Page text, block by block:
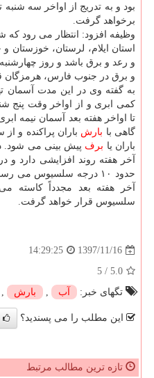
بود و به تدریج از اواخر سه
برخواهد گرفت.
وظیفه افزود: انتظار می رود
استان ایلام، لرستان، خوزستان و
و رعد و برق باشد و روز
و برق در جنوب فارس، هرمزگان
به گفته وی در این مدت آسمان
كمی ابری و از اواخر وقت پنج
تا اواخر هفته بعد آسمان نیمه
گاهی با بارش باران پراكنده و
باران یا برف پیش بینی می شود.
آخر هفته روند افزایشی دارد و
حدود ۱۰ درجه سلسیوس می رسد. دمای كمینه
آخر هفته بعد مجدداً كاسته
سلسیوس قرار خواهد گرفت.
1397/11/16
14:29:25
5.0
/
5
تگهای خبر:
آب , بارش ,
این مطلب را می پسندید؟
تازه ترین مطالب مرتبط